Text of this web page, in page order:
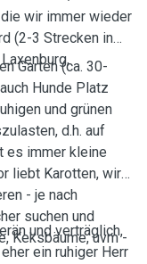
wir immer wieder
(2-3 Strecken in
Garten (ca. 30-
Hunde Platz
und grünen
d.h. auf
es immer kleine
liebt Karotten, wir
- je nach
suchen und
Keksbäume, uvm -
und verträglich,
ein ruhiger Herr